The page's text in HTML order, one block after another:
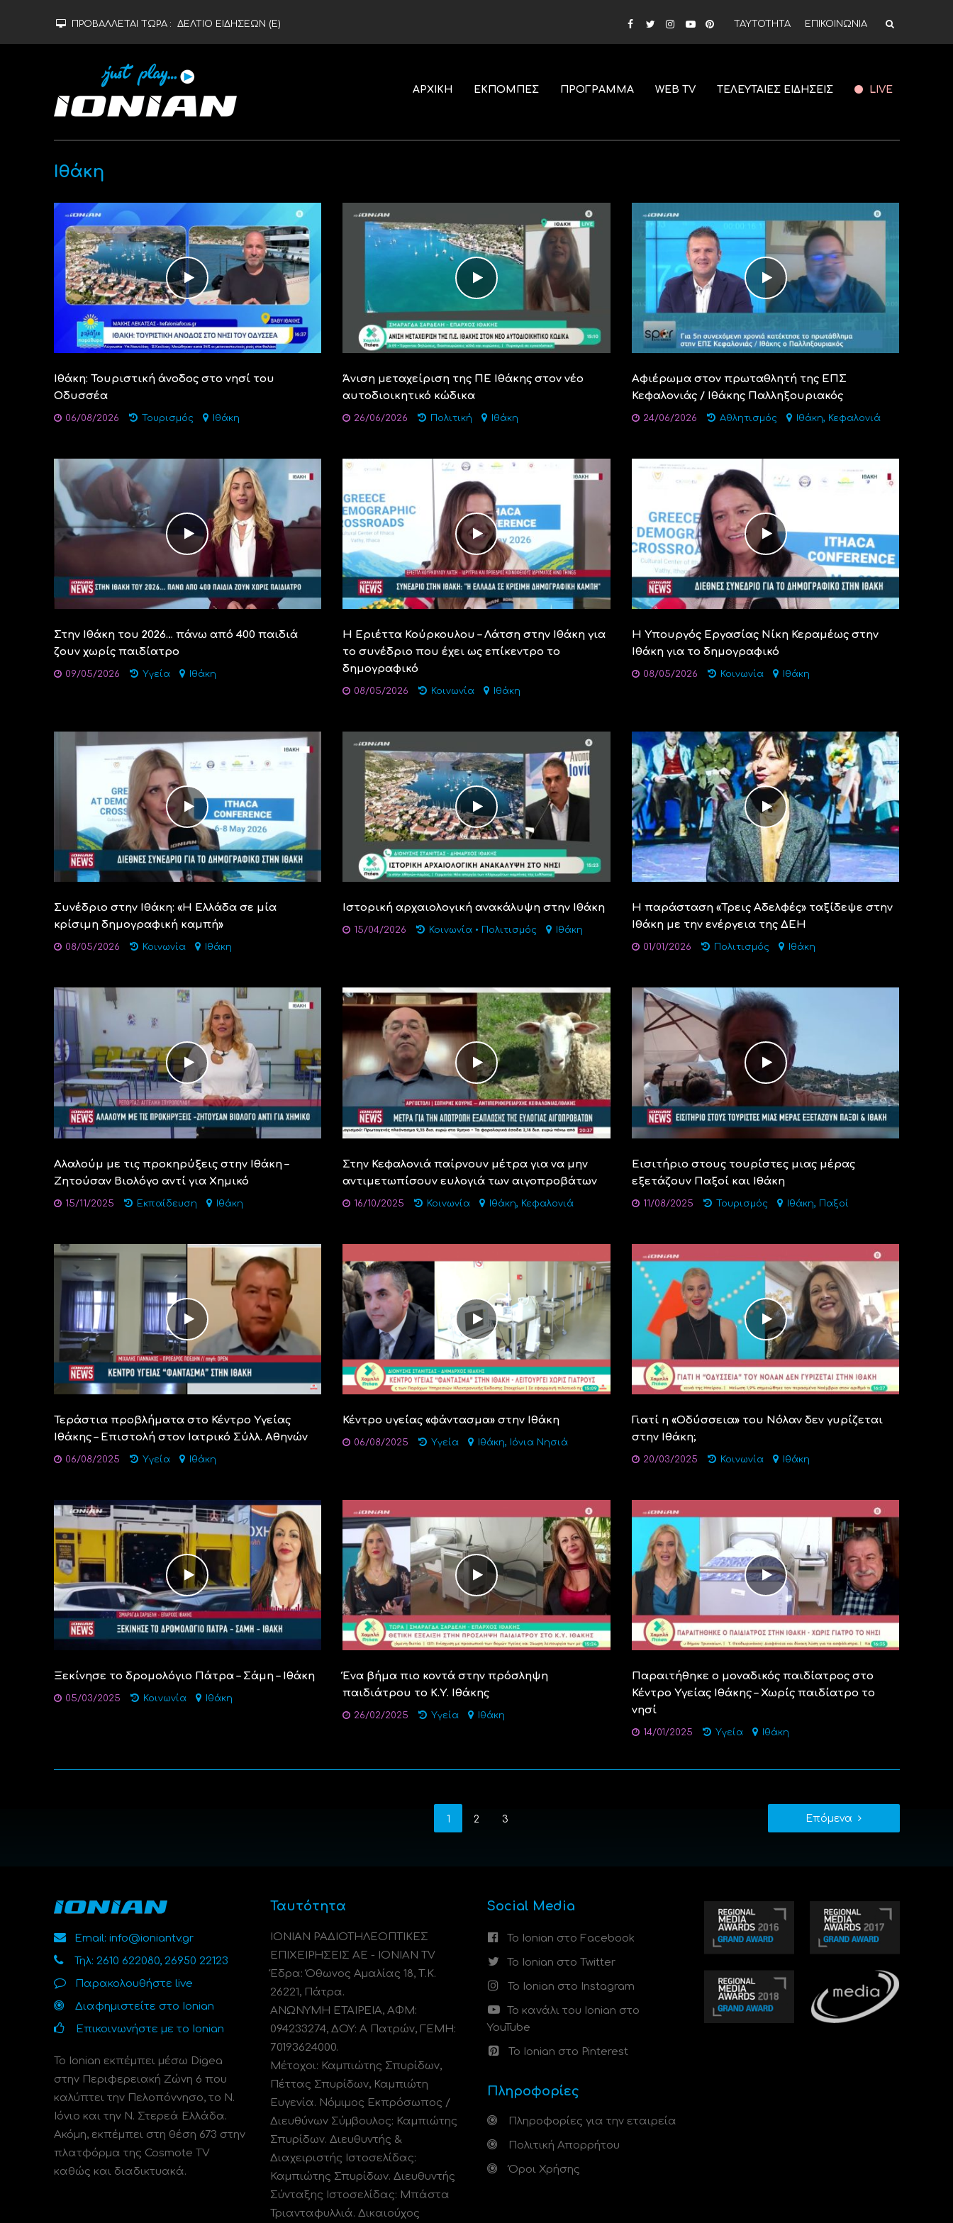
ΠΡΟΒΑΛΛΕΤΑΙ ΤΩΡΑ : ΔΕΛΤΙΟ ΕΙΔΗΣΕΩΝ (Ε) ΤΑΥΤΟΤΗΤΑ ΕΠΙΚΟΙΝΩΝΙΑ
ΑΡΧΙΚΗ ΕΚΠΟΜΠΕΣ ΠΡΟΓΡΑΜΜΑ WEB TV ΤΕΛΕΥΤΑΙΕΣ ΕΙΔΗΣΕΙΣ LIVE
Ιθάκη
Ιθάκη: Τουριστική άνοδος στο νησί του
Οδυσσέα
06/08/2026 Τουρισμός Ιθάκη
Άνιση μεταχείριση της ΠΕ Ιθάκης στον νέο
αυτοδιοικητικό κώδικα
26/06/2026 Πολιτική Ιθάκη
Αφιέρωμα στον πρωταθλητή της ΕΠΣ
Κεφαλονιάς / Ιθάκης Παλληξουριακός
24/06/2026 Αθλητισμός Ιθάκη, Κεφαλονιά
Στην Ιθάκη του 2026… πάνω από 400 παιδιά
ζουν χωρίς παιδίατρο
09/05/2026 Υγεία Ιθάκη
Η Εριέττα Κούρκουλου – Λάτση στην Ιθάκη για
το συνέδριο που έχει ως επίκεντρο το
δημογραφικό
08/05/2026 Κοινωνία Ιθάκη
Η Υπουργός Εργασίας Νίκη Κεραμέως στην
Ιθάκη για το δημογραφικό
08/05/2026 Κοινωνία Ιθάκη
Συνέδριο στην Ιθάκη: «Η Ελλάδα σε μία
κρίσιμη δημογραφική καμπή»
08/05/2026 Κοινωνία Ιθάκη
Ιστορική αρχαιολογική ανακάλυψη στην Ιθάκη
15/04/2026 Κοινωνία • Πολιτισμός Ιθάκη
Η παράσταση «Τρεις Αδελφές» ταξίδεψε στην
Ιθάκη με την ενέργεια της ΔΕΗ
01/01/2026 Πολιτισμός Ιθάκη
Αλαλούμ με τις προκηρύξεις στην Ιθάκη –
Ζητούσαν Βιολόγο αντί για Χημικό
15/11/2025 Εκπαίδευση Ιθάκη
Στην Κεφαλονιά παίρνουν μέτρα για να μην
αντιμετωπίσουν ευλογιά των αιγοπροβάτων
16/10/2025 Κοινωνία Ιθάκη, Κεφαλονιά
Εισιτήριο στους τουρίστες μιας μέρας
εξετάζουν Παξοί και Ιθάκη
11/08/2025 Τουρισμός Ιθάκη, Παξοί
Τεράστια προβλήματα στο Κέντρο Υγείας
Ιθάκης – Επιστολή στον Ιατρικό Σύλλ. Αθηνών
06/08/2025 Υγεία Ιθάκη
Κέντρο υγείας «φάντασμα» στην Ιθάκη
06/08/2025 Υγεία Ιθάκη, Ιόνια Νησιά
Γιατί η «Οδύσσεια» του Νόλαν δεν γυρίζεται
στην Ιθάκη;
20/03/2025 Κοινωνία Ιθάκη
Ξεκίνησε το δρομολόγιο Πάτρα – Σάμη – Ιθάκη
05/03/2025 Κοινωνία Ιθάκη
Ένα βήμα πιο κοντά στην πρόσληψη
παιδιάτρου το Κ.Υ. Ιθάκης
26/02/2025 Υγεία Ιθάκη
Παραιτήθηκε ο μοναδικός παιδίατρος στο
Κέντρο Υγείας Ιθάκης – Χωρίς παιδίατρο το
νησί
14/01/2025 Υγεία Ιθάκη
1 2 3 Επόμενα
Email: info@ioniantv.gr
Τηλ: 2610 622080, 26950 22123
Παρακολουθήστε live
Διαφημιστείτε στο Ionian
Επικοινωνήστε με το Ionian
Το Ionian εκπέμπει μέσω Digea
στην Περιφερειακή Ζώνη 6 που
καλύπτει την Πελοπόννησο, το N.
Ιόνιο και την Ν. Στερεά Ελλάδα.
Ακόμη, εκπέμπει στη θέση 673 στην
πλατφόρμα της Cosmote TV
καθώς και διαδικτυακά.
Ταυτότητα
ΙΟΝΙΑΝ ΡΑΔΙΟΤΗΛΕΟΠΤΙΚΕΣ
ΕΠΙΧΕΙΡΗΣΕΙΣ ΑΕ - IONIAN TV
Έδρα: Όθωνος Αμαλίας 18, Τ.Κ.
26221, Πάτρα.
ΑΝΩΝΥΜΗ ΕΤΑΙΡΕΙΑ, ΑΦΜ:
094233274, ΔΟΥ: A Πατρών, ΓΕΜΗ:
70193624000.
Μέτοχοι: Καμπιώτης Σπυρίδων,
Πέττας Σπυρίδων, Καμπιώτη
Ευγενία. Νόμιμος Εκπρόσωπος /
Διευθύνων Σύμβουλος: Καμπιώτης
Σπυρίδων. Διευθυντής &
Διαχειριστής Ιστοσελίδας:
Καμπιώτης Σπυρίδων. Διευθυντής
Σύνταξης Ιστοσελίδας: Μπάστα
Τριανταφυλλιά. Δικαιούχος
Social Media
Το Ionian στο Facebook
Το Ionian στο Twitter
Το Ionian στο Instagram
Το κανάλι του Ionian στο
YouTube
Το Ionian στο Pinterest
Πληροφορίες
Πληροφορίες για την εταιρεία
Πολιτική Απορρήτου
Όροι Χρήσης